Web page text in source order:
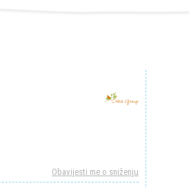
Obavijesti me o sniženju